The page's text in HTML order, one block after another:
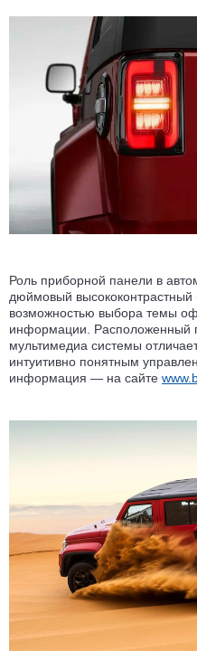
Роль приборной панели в
дюймовый высококонтрастный
возможностью выбора темы
информации. Расположенный
мультимедиа системы
интуитивно понятным
информация — на сайте